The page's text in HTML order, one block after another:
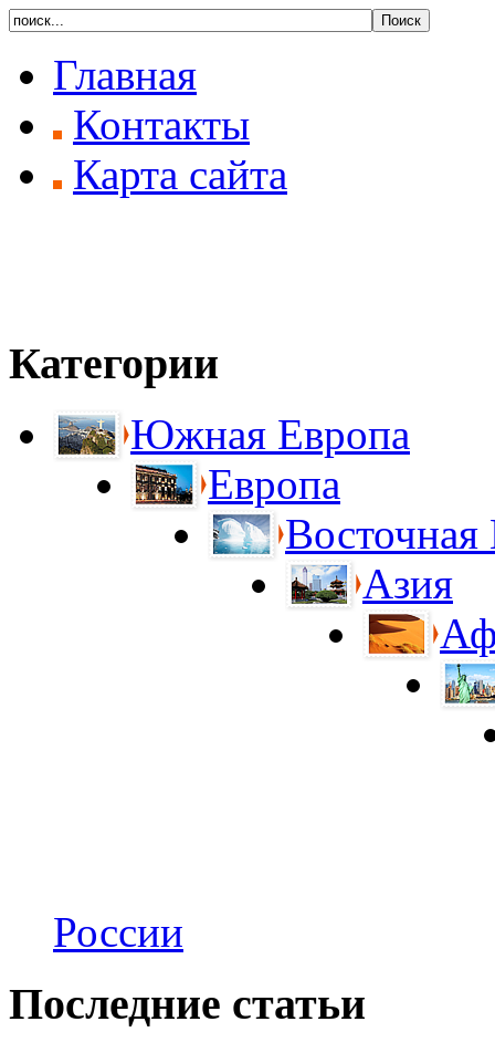
Главная
Контакты
Карта сайта
Категории
Южная Европа
Европа
Восточная
Азия
России
Последние статьи